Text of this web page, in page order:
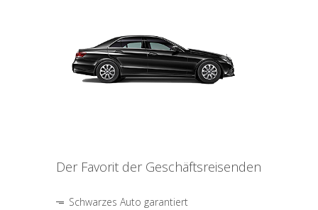
Der Favorit der Geschäftsreisenden
Schwarzes Auto garantiert